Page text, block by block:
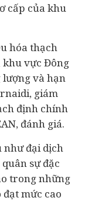
cấp của khu
hóa thạch
khu vực Đông
lượng và hạn
giám
định chính
đánh giá.
như đại dịch
sự đặc
trong những
đạt mức cao